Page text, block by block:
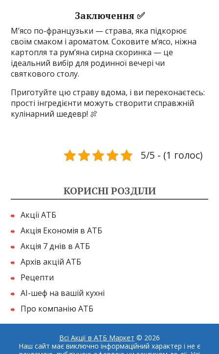
Заключення ✅
М’ясо по-французьки — страва, яка підкорює
своїм смаком і ароматом. Соковите м’ясо, ніжна
картопля та рум’яна сирна скоринка — це
ідеальний вибір для родинної вечері чи
святкового столу.
Приготуйте цю страву вдома, і ви переконаєтесь:
прості інгредієнти можуть створити справжній
кулінарний шедевр! 🍖
5/5 - (1 голос)
КОРИСНІ РОЗДІЛИ
Акції АТБ
Акція Економія в АТБ
Акція 7 днів в АТБ
Архів акцій АТБ
Рецепти
AI-шеф на вашій кухні
Про компанію АТБ
Всі Акції в АТБ Маркет © 2026
Наш сайт має виключно інформаційний характер і не є